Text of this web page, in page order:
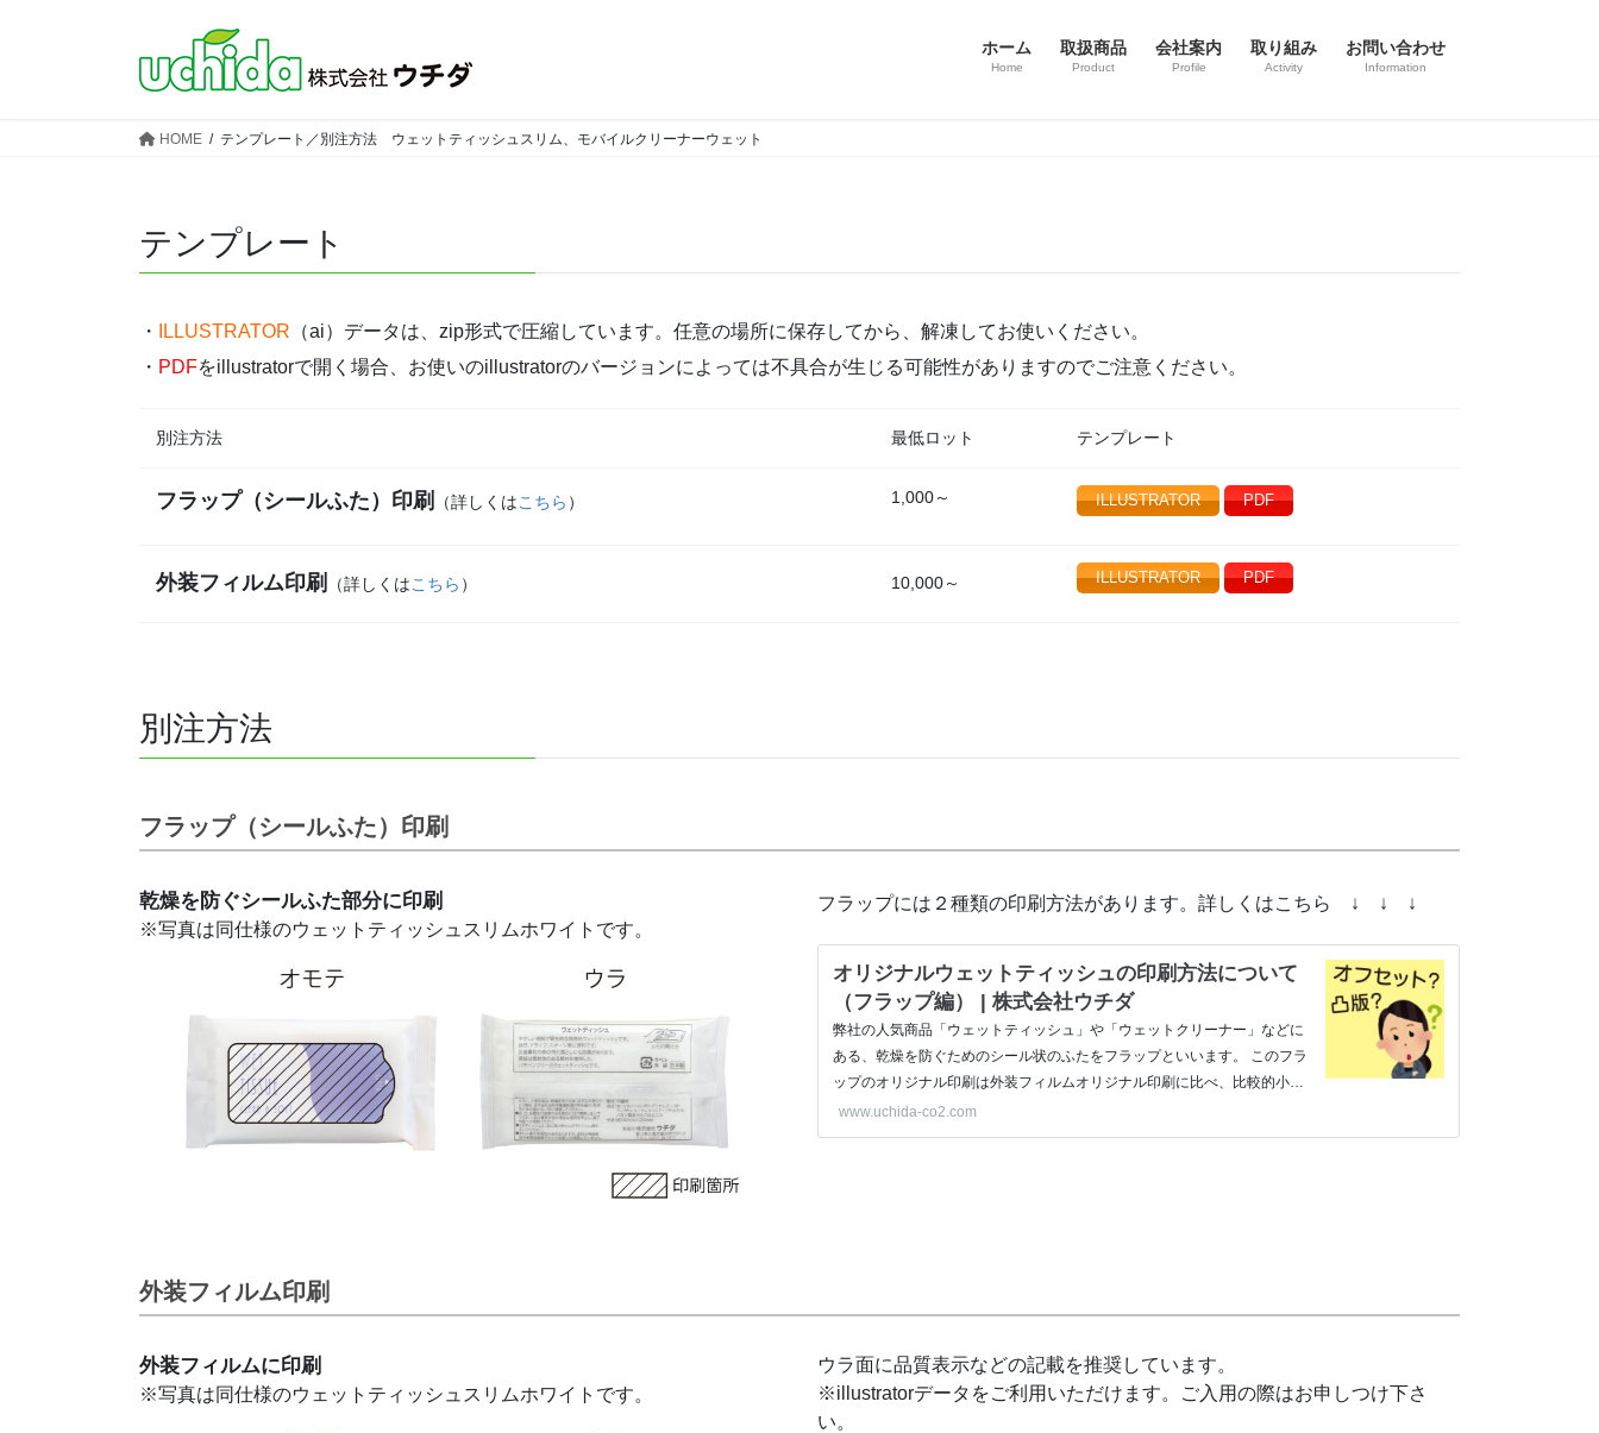
ホーム
Home
取扱商品
Product
会社案内
Profile
取り組み
Activity
お問い合わせ
Information
HOME テンプレート／別注方法 ウェットティッシュスリム、モバイルクリーナーウェット
テンプレート
・ ILLUSTRATOR （ai）データは、zip形式で圧縮しています。任意の場所に保存してから、解凍してお使いください。
・ PDFをillustratorで開く場合、お使いのillustratorのバージョンによっては不具合が生じる可能性がありますのでご注意ください。
別注方法 最低ロット テンプレート
フラップ（シールふた）印刷 （詳しくはこちら ） 1,000～ ILLUSTRATOR PDF
外装フィルム印刷 （詳しくはこちら ） 10,000～ ILLUSTRATOR PDF
別注方法
フラップ（シールふた）印刷
乾燥を防ぐシールふた部分に印刷
※写真は同仕様のウェットティッシュスリムホワイトです。
フラップには２種類の印刷方法があります。詳しくはこちら ↓ ↓ ↓
オリジナルウェットティッシュの印刷方法について
（フラップ編） | 株式会社ウチダ
弊社の人気商品「ウェットティッシュ」や「ウェットクリーナー」などに
ある、乾燥を防ぐためのシール状のふたをフラップといいます。 このフラ
ップのオリジナル印刷は外装フィルムオリジナル印刷に比べ、比較的小ロ
ット・低予算で作成で […]
www.uchida-co2.com
外装フィルム印刷
外装フィルムに印刷
※写真は同仕様のウェットティッシュスリムホワイトです。
ウラ面に品質表示などの記載を推奨しています。
※illustratorデータをご利用いただけます。ご入用の際はお申しつけ下さ
い。